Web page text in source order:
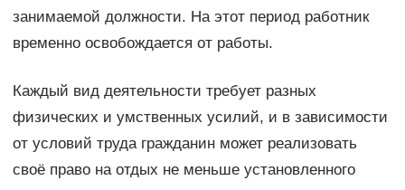
занимаемой должности. На этот период работник
временно освобождается от работы.
Каждый вид деятельности требует разных
физических и умственных усилий, и в зависимости
от условий труда гражданин может реализовать
своё право на отдых не меньше установленного